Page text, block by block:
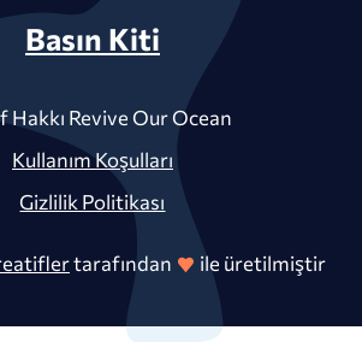
Basın Kiti
Hakkı Revive Our Ocean
Kullanım Koşulları
Gizlilik Politikası
tarafından ile üretilmiştir